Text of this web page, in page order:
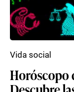
Horóscopo
Vida social